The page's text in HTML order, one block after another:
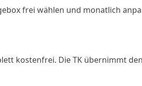
frei wählen und monatlich
kostenfrei. Die TK übernimmt